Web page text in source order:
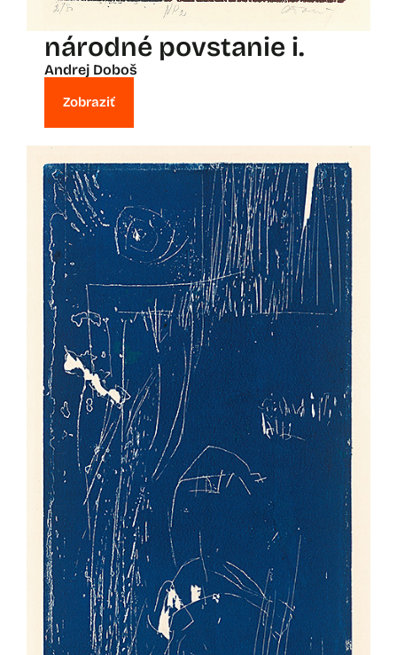
národné povstanie i.
Andrej Doboš
Zobraziť